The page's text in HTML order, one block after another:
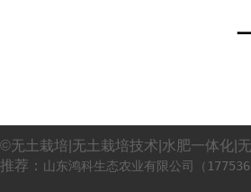
©无土栽培|无土栽培技术|水肥一体化|
推荐： 山东鸿科生态农业有限公司（